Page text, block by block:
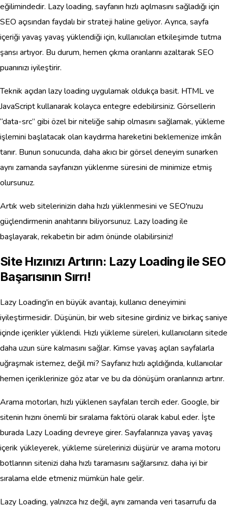
eğilimindedir. Lazy loading, sayfanın hızlı açılmasını sağladığı için
SEO açısından faydalı bir strateji haline geliyor. Ayrıca, sayfa
içeriği yavaş yavaş yüklendiği için, kullanıcıları etkileşimde tutma
şansı artıyor. Bu durum, hemen çıkma oranlarını azaltarak SEO
puanınızı iyileştirir.
Teknik açıdan lazy loading uygulamak oldukça basit. HTML ve
JavaScript kullanarak kolayca entegre edebilirsiniz. Görsellerin
“data-src” gibi özel bir niteliğe sahip olmasını sağlamak, yükleme
işlemini başlatacak olan kaydırma hareketini beklemenize imkân
tanır. Bunun sonucunda, daha akıcı bir görsel deneyim sunarken
aynı zamanda sayfanızın yüklenme süresini de minimize etmiş
olursunuz.
Artık web sitelerinizin daha hızlı yüklenmesini ve SEO'nuzu
güçlendirmenin anahtarını biliyorsunuz. Lazy loading ile
başlayarak, rekabetin bir adım önünde olabilirsiniz!
Site Hızınızı Artırın: Lazy Loading ile SEO
Başarısının Sırrı!
Lazy Loading'in en büyük avantajı, kullanıcı deneyimini
iyileştirmesidir. Düşünün, bir web sitesine girdiniz ve birkaç saniye
içinde içerikler yüklendi. Hızlı yükleme süreleri, kullanıcıların sitede
daha uzun süre kalmasını sağlar. Kimse yavaş açılan sayfalarla
uğraşmak istemez, değil mi? Sayfanız hızlı açıldığında, kullanıcılar
hemen içeriklerinize göz atar ve bu da dönüşüm oranlarınızı artırır.
Arama motorları, hızlı yüklenen sayfaları tercih eder. Google, bir
sitenin hızını önemli bir sıralama faktörü olarak kabul eder. İşte
burada Lazy Loading devreye girer. Sayfalarınıza yavaş yavaş
içerik yükleyerek, yükleme sürelerinizi düşürür ve arama motoru
botlarının sitenizi daha hızlı taramasını sağlarsınız. daha iyi bir
sıralama elde etmeniz mümkün hale gelir.
Lazy Loading, yalnızca hız değil, aynı zamanda veri tasarrufu da